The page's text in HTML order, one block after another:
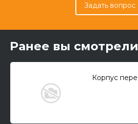
Задать вопрос
Ранее вы смотрели
Корпус